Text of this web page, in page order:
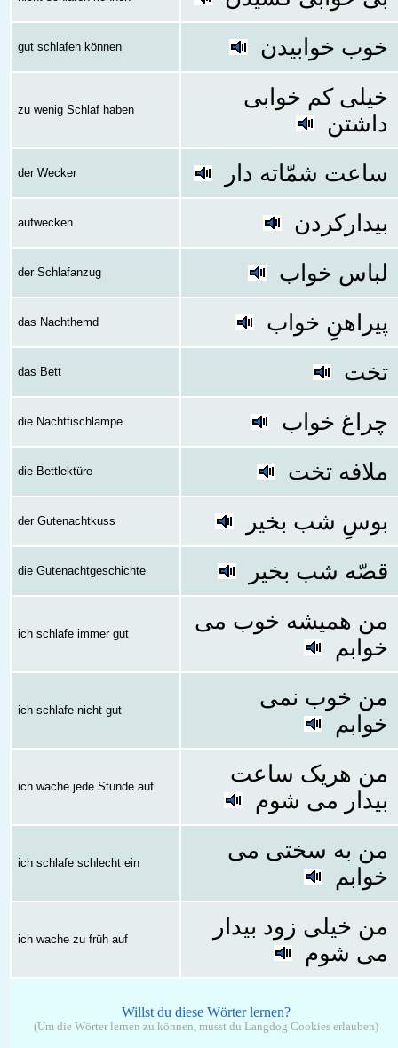
gut schlafen können خوب خوابیدن
zu wenig Schlaf haben
خیلی کم خوابی
داشتن
der Wecker ساعت شمّاته دار
aufwecken بیدارکردن
der Schlafanzug لباس خواب
das Nachthemd پیراهنِ خواب
das Bett تخت
die Nachttischlampe چراغ خواب
die Bettlektüre ملافه تخت
der Gutenachtkuss بوسِ شب بخیر
die Gutenachtgeschichte قصّه شب بخیر
ich schlafe immer gut
من همیشه خوب می
خوابم
ich schlafe nicht gut
من خوب نمی
خوابم
ich wache jede Stunde auf
من هریک ساعت
بیدار می شوم
ich schlafe schlecht ein
من به سختی می
خوابم
ich wache zu früh auf
من خیلی زود بیدار
می شوم
Willst du diese Wörter lernen?
(Um die Wörter lernen zu können, musst du Langdog Cookies erlauben)